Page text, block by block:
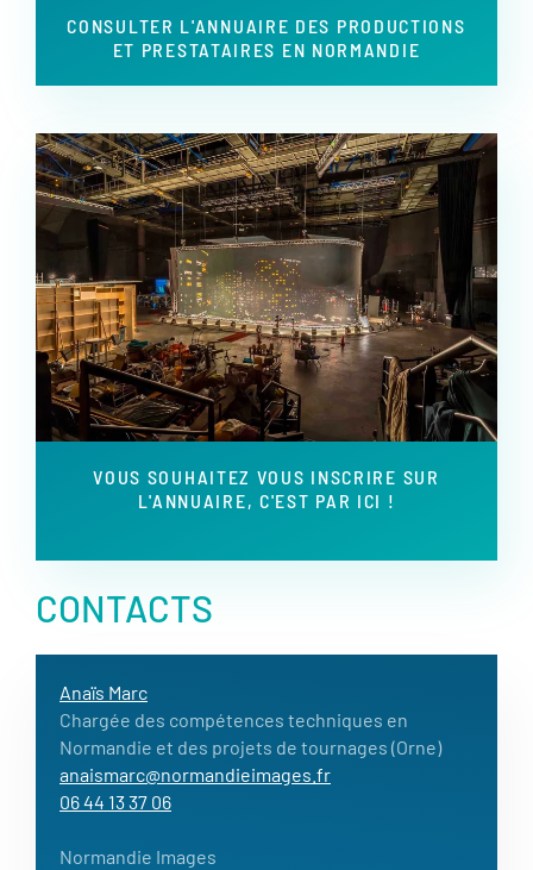
CONSULTER L'ANNUAIRE DES PRODUCTIONS
ET PRESTATAIRES EN NORMANDIE
VOUS SOUHAITEZ VOUS INSCRIRE SUR
L'ANNUAIRE, C'EST PAR ICI !
CONTACTS
Anaïs Marc
Chargée des compétences techniques en
Normandie et des projets de tournages (Orne)
anaismarc@normandieimages.fr
06 44 13 37 06
Normandie Images